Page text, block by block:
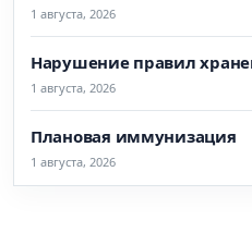
1 августа, 2026
Нарушение правил
1 августа, 2026
Плановая иммунизация
1 августа, 2026